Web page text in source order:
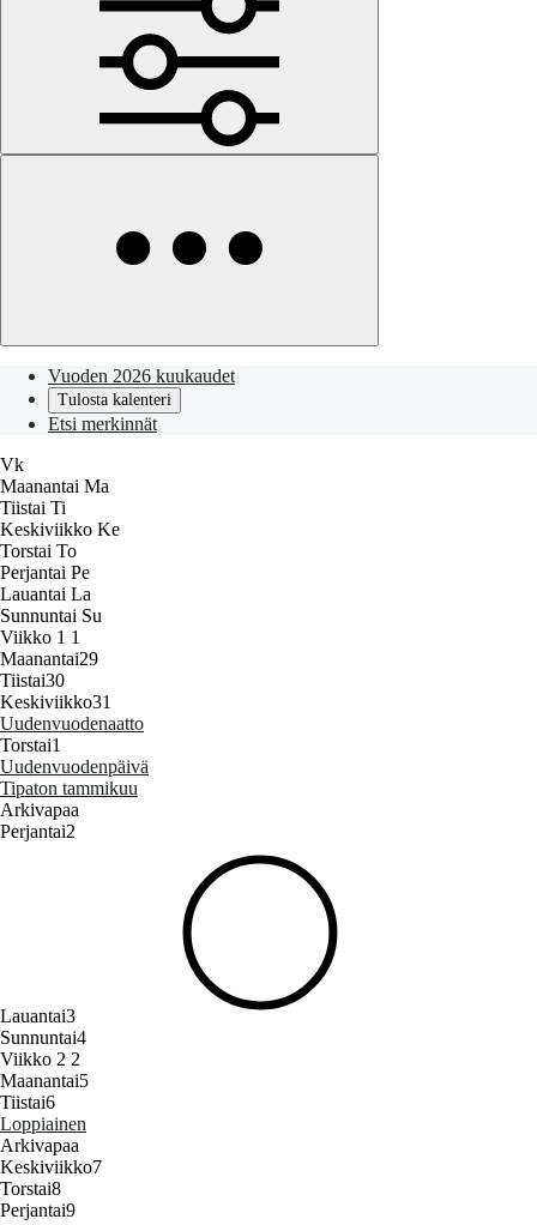
Vuoden 2026 kuukaudet
Tulosta kalenteri
Etsi merkinnät
Vk
Maanantai Ma
Tiistai Ti
Keskiviikko Ke
Torstai To
Perjantai Pe
Lauantai La
Sunnuntai Su
Viikko 1 1
Maanantai29
Tiistai30
Keskiviikko31
Uudenvuodenaatto
Torstai1
Uudenvuodenpäivä
Tipaton tammikuu
Arkivapaa
Perjantai2
Lauantai3
Sunnuntai4
Viikko 2 2
Maanantai5
Tiistai6
Loppiainen
Arkivapaa
Keskiviikko7
Torstai8
Perjantai9